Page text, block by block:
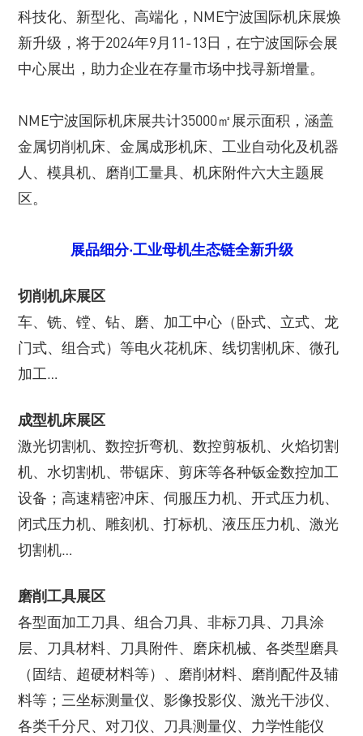
科技化、新型化、高端化，NME宁波国际机床展焕
新升级，将于2024年9月11-13日，在宁波国际会展
中心展出，助力企业在存量市场中找寻新增量。
NME宁波国际机床展共计35000㎡展示面积，涵盖
金属切削机床、金属成形机床、工业自动化及机器
人、模具机、磨削工量具、机床附件六大主题展
区。
展品细分·工业母机生态链全新升级
切削机床展区
车、铣、镗、钻、磨、加工中心（卧式、立式、龙
门式、组合式）等电火花机床、线切割机床、微孔
加工…
成型机床展区
激光切割机、数控折弯机、数控剪板机、火焰切割
机、水切割机、带锯床、剪床等各种钣金数控加工
设备；高速精密冲床、伺服压力机、开式压力机、
闭式压力机、雕刻机、打标机、液压压力机、激光
切割机…
磨削工具展区
各型面加工刀具、组合刀具、非标刀具、刀具涂
层、刀具材料、刀具附件、磨床机械、各类型磨具
（固结、超硬材料等）、磨削材料、磨削配件及辅
料等；三坐标测量仪、影像投影仪、激光干涉仪、
各类千分尺、对刀仪、刀具测量仪、力学性能仪